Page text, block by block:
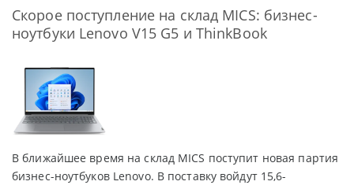
Скорое поступление на склад MICS: бизнес-
ноутбуки Lenovo V15 G5 и ThinkBook
В ближайшее время на склад MICS поступит новая партия
бизнес-ноутбуков Lenovo. В поставку войдут 15,6-